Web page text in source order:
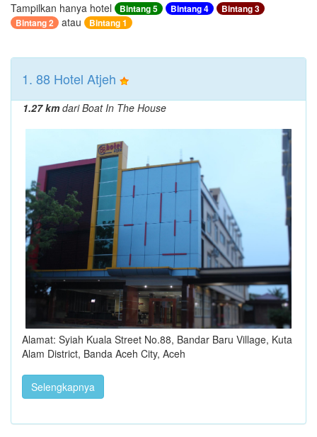
Tampilkan hanya hotel Bintang 5 Bintang 4
Bintang 3
Bintang 2
atau Bintang 1
1. 88 Hotel Atjeh
1.27 kmdari Boat In The House
Alamat: Syiah Kuala Street No.88, Bandar Baru Village, Kuta
Alam District, Banda Aceh City, Aceh
Selengkapnya